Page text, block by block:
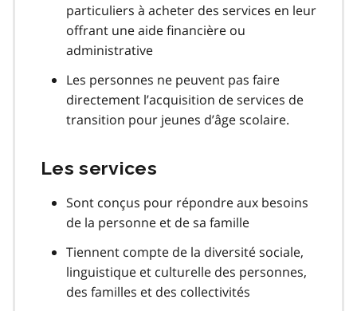
particuliers à acheter des services en leur
offrant une aide financière ou
administrative
Les personnes ne peuvent pas faire
directement l’acquisition de services de
transition pour jeunes d’âge scolaire.
Les services
Sont conçus pour répondre aux besoins
de la personne et de sa famille
Tiennent compte de la diversité sociale,
linguistique et culturelle des personnes,
des familles et des collectivités